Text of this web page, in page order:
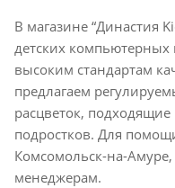
В магазине “Династия
детских
высоким стандартам
предлагаем
расцветок,
подростков. Для
Комсомольск-на-
менеджерам.